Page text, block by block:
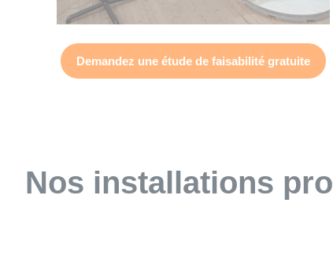
Demandez une étude de faisabilité gratuite
Nos installations